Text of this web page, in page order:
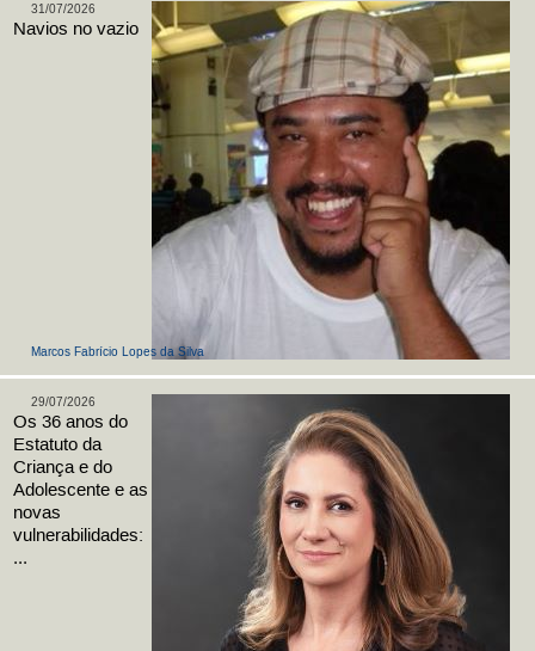
Marcos Fabrício Lopes da Silva
31/07/2026
Navios no vazio
29/07/2026
Os 36 anos do
Estatuto da
Criança e do
Adolescente e as
novas
vulnerabilidades:
...